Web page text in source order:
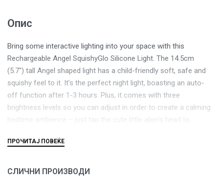
Опис
Bring some interactive lighting into your space with this
Rechargeable Angel SquishyGlo Silicone Light. The 14.5cm
(5.7″) tall Angel shaped light has a child-friendly soft, safe and
squishy feel to it. It’s the perfect night light, boasting an auto-
off function after 1-3 hours. Plus, it comes with three
brightness levels so you can adjust in order to create a calming
bedtime ambience – just tap the cute little alien’s head to
removable rechargeable battery (includes USB charging cable).
bedside table or shelf. Perfect for Lilo & Stitch fans, the
СЛИЧНИ ПРОИЗВОДИ